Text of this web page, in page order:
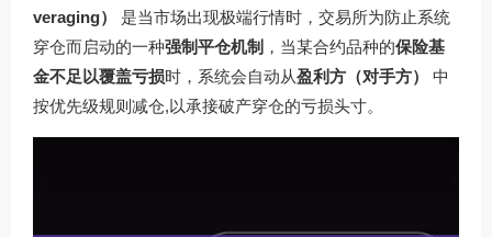
veraging）
是当市场出现极端行情时，交易所为防止系统
穿仓而启动的一种强制平仓机制 ，当某合约品种的保险基
金不足以覆盖亏损时，系统会自动从盈利方（对手方）
中
按优先级规则减仓,以承接破产穿仓的亏损头寸。